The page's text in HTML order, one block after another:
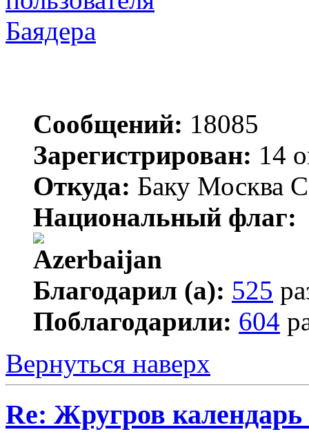
Баядера
Сообщений: 18085
Зарегистрирован: 14
Откуда: Баку Москва
Национальный флаг:
Благодарил (а): 525
Поблагодарили: 604
Вернуться наверх
Re: Жругров календарь